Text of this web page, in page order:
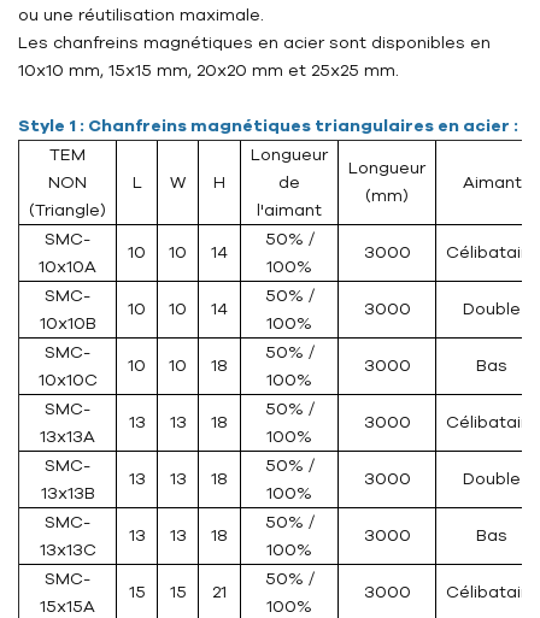
ou une réutilisation maximale.
Les chanfreins magnétiques en acier sont disponibles en
10x10 mm, 15x15 mm, 20x20 mm et 25x25 mm.
Style 1 : Chanfreins magnétiques triangulaires en acier :
TEM
NON
(Triangle)
L W H
Longueur
de
l'aimant
Longueur
(mm)
Aimant
SMC-
10x10A
10 10 14
50% /
100%
3000 Célibataire
SMC-
10x10B
10 10 14
50% /
100%
3000 Double
SMC-
10x10C
10 10 18
50% /
100%
3000 Bas
SMC-
13x13A
13 13 18
50% /
100%
3000 Célibataire
SMC-
13x13B
13 13 18
50% /
100%
3000 Double
SMC-
13x13C
13 13 18
50% /
100%
3000 Bas
SMC-
15x15A
15 15 21
50% /
100%
3000 Célibataire